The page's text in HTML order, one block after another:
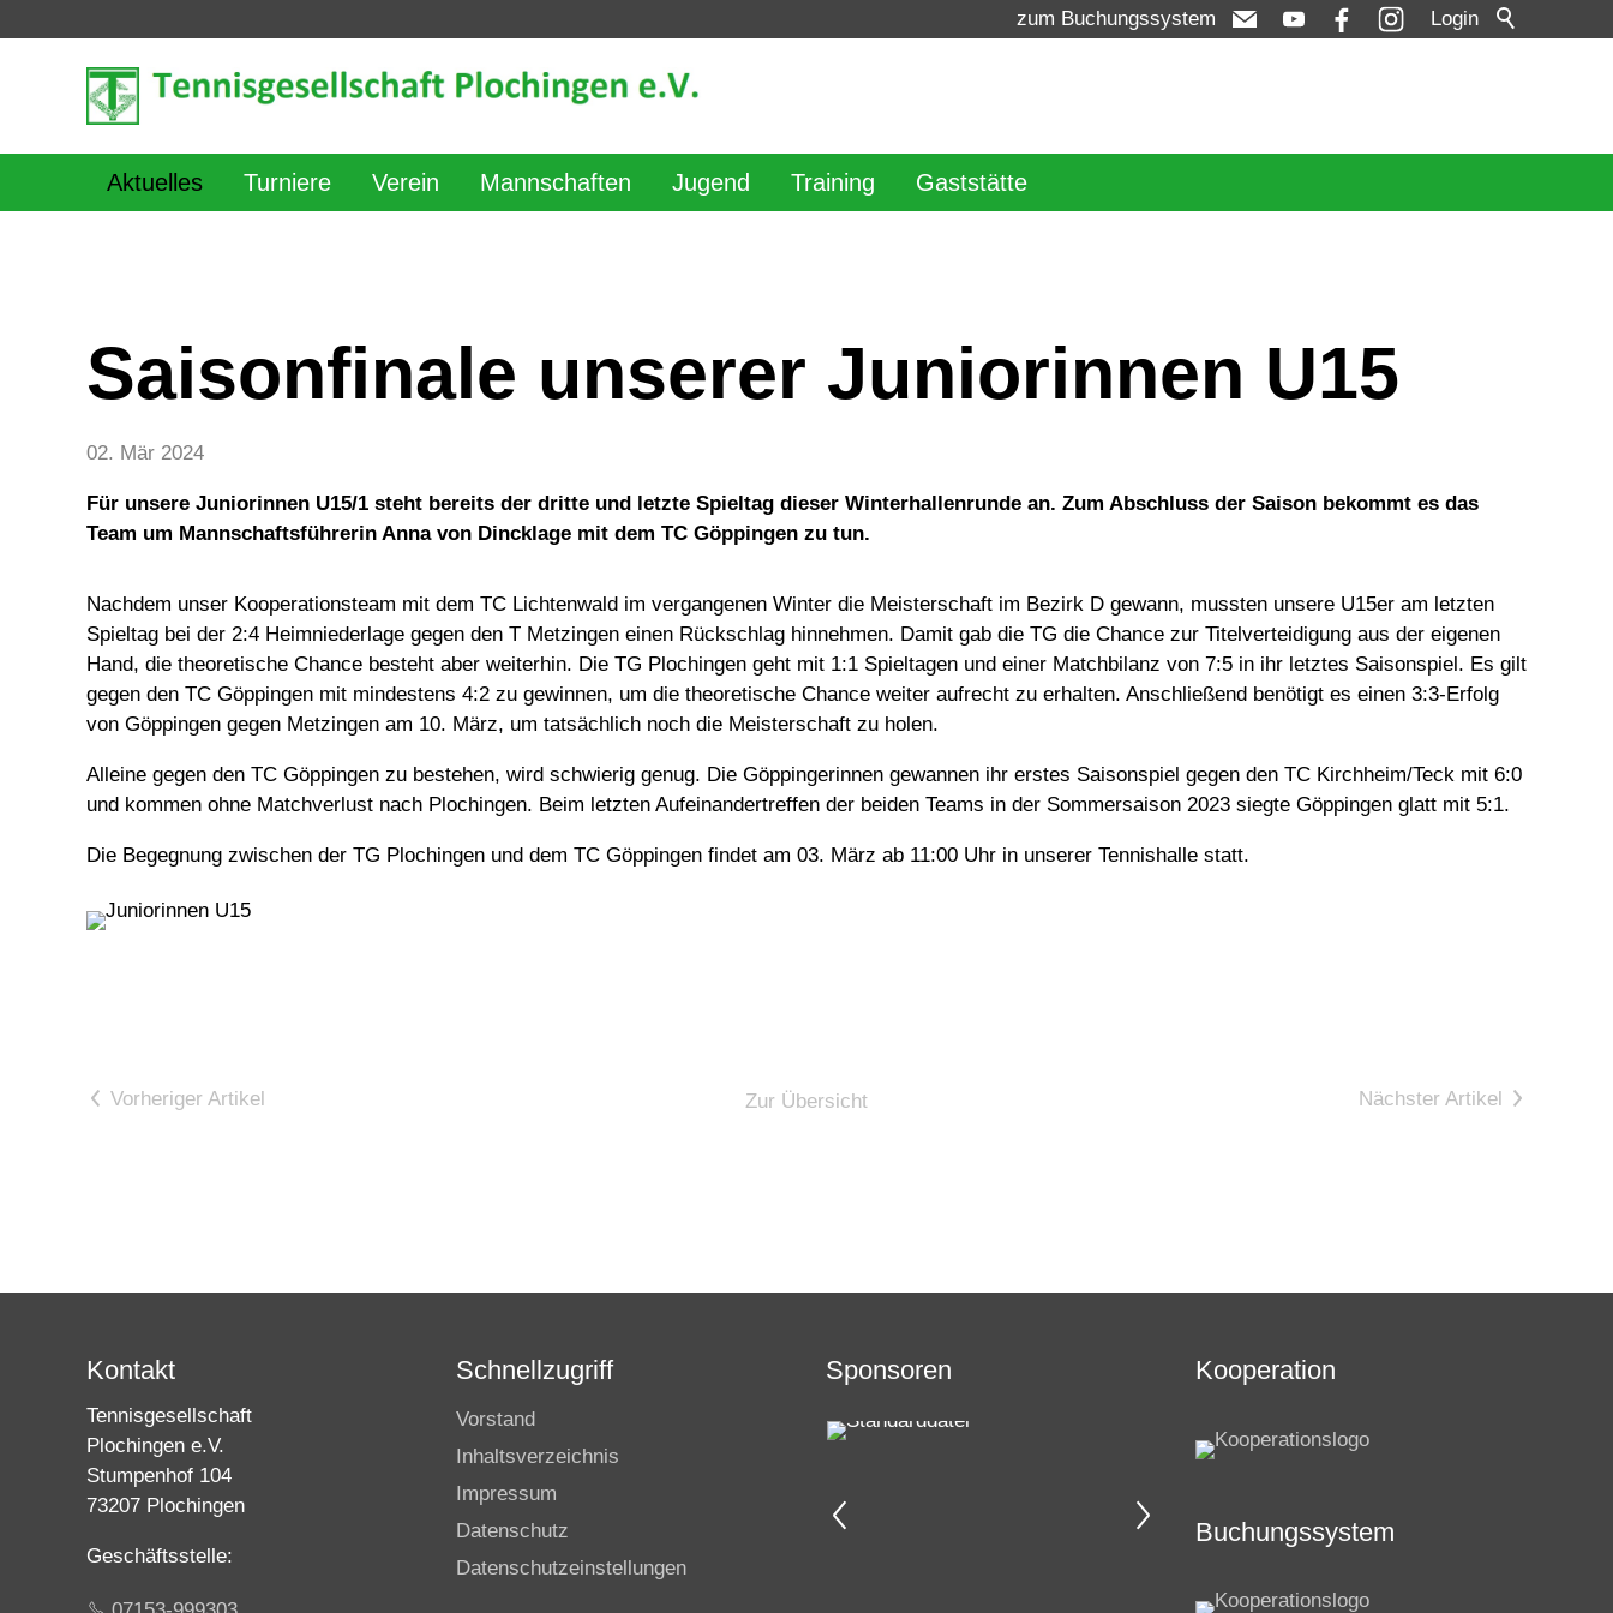
Login
zum Buchungssystem
Aktuelles Turniere Verein Mannschaften Jugend Training Gaststätte
Saisonfinale unserer Juniorinnen U15
02. Mär 2024
Für unsere Juniorinnen U15/1 steht bereits der dritte und letzte Spieltag dieser Winterhallenrunde an. Zum Abschluss der Saison bekommt es das
Team um Mannschaftsführerin Anna von Dincklage mit dem TC Göppingen zu tun.
Nachdem unser Kooperationsteam mit dem TC Lichtenwald im vergangenen Winter die Meisterschaft im Bezirk D gewann, mussten unsere U15er am letzten
Spieltag bei der 2:4 Heimniederlage gegen den T Metzingen einen Rückschlag hinnehmen. Damit gab die TG die Chance zur Titelverteidigung aus der eigenen
Hand, die theoretische Chance besteht aber weiterhin. Die TG Plochingen geht mit 1:1 Spieltagen und einer Matchbilanz von 7:5 in ihr letztes Saisonspiel. Es gilt
gegen den TC Göppingen mit mindestens 4:2 zu gewinnen, um die theoretische Chance weiter aufrecht zu erhalten. Anschließend benötigt es einen 3:3-Erfolg
von Göppingen gegen Metzingen am 10. März, um tatsächlich noch die Meisterschaft zu holen.
Alleine gegen den TC Göppingen zu bestehen, wird schwierig genug. Die Göppingerinnen gewannen ihr erstes Saisonspiel gegen den TC Kirchheim/Teck mit 6:0
und kommen ohne Matchverlust nach Plochingen. Beim letzten Aufeinandertreffen der beiden Teams in der Sommersaison 2023 siegte Göppingen glatt mit 5:1.
Die Begegnung zwischen der TG Plochingen und dem TC Göppingen findet am 03. März ab 11:00 Uhr in unserer Tennishalle statt.
Vorheriger Artikel Zur Übersicht Nächster Artikel
Kontakt
Tennisgesellschaft
Plochingen e.V.
Stumpenhof 104
73207 Plochingen
Geschäftsstelle:
Schnellzugriff
Vorstand
Inhaltsverzeichnis
Impressum
Datenschutz
Datenschutzeinstellungen
Sponsoren Kooperation
Buchungssystem